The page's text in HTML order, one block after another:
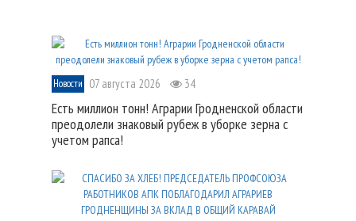
Новости 07 августа 2026 34
Есть миллион тонн! Аграрии Гродненской области
преодолели знаковый рубеж в уборке зерна с
учетом рапса!